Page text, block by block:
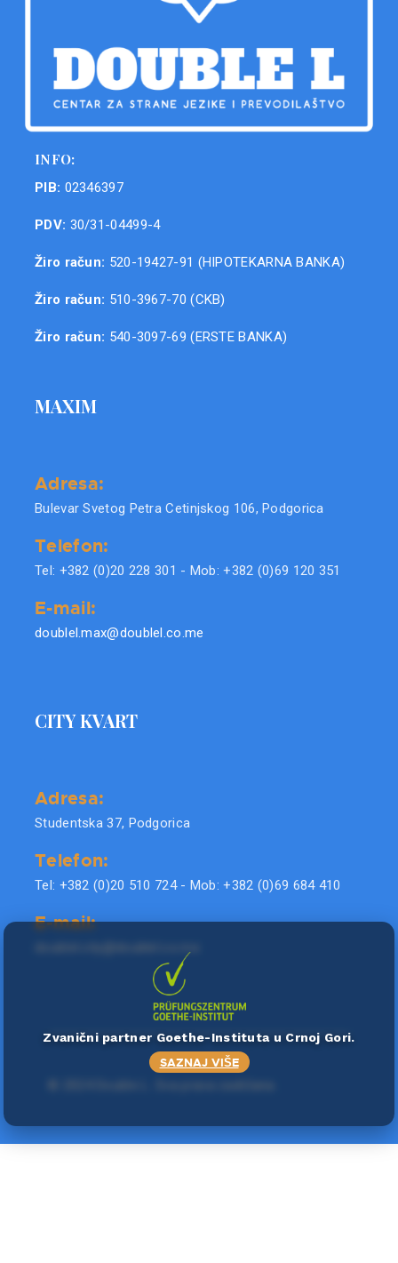
INFO:
PIB: 02346397
PDV: 30/31-04499-4
Žiro račun: 520-19427-91 (HIPOTEKARNA BANKA)
Žiro račun: 510-3967-70 (CKB)
Žiro račun: 540-3097-69 (ERSTE BANKA)
MAXIM
Adresa:
Bulevar Svetog Petra Cetinjskog 106, Podgorica
Telefon:
Tel: +382 (0)20 228 301 - Mob: +382 (0)69 120 351
E-mail:
doublel.max@doublel.co.me
CITY KVART
Adresa:
Studentska 37, Podgorica
Telefon:
Tel: +382 (0)20 510 724 - Mob: +382 (0)69 684 410
E-mail:
Zvanični partner Goethe-Instituta u Crnoj Gori.
SAZNAJ VIŠE